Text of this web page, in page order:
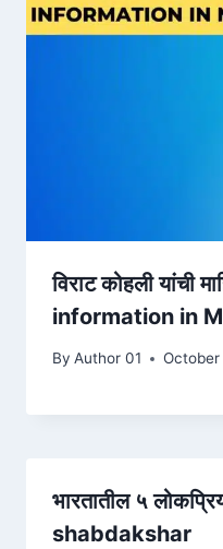
विराट कोहली यांची
information in
By Author 01
भारतातील ५
shabdakshar